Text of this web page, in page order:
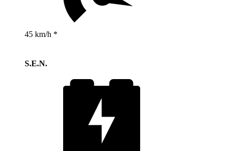
45 km/h *
S.E.N.